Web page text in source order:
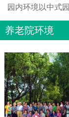
园内环境以中式
养老院环境